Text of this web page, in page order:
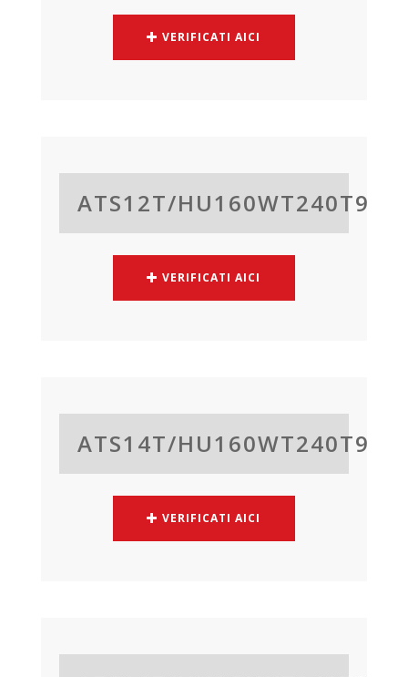
VERIFICATI AICI
ATS12T/HU160WT240T9
VERIFICATI AICI
ATS14T/HU160WT240T9
VERIFICATI AICI